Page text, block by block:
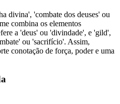
divina', 'combate dos deuses' ou
combina os elementos
a 'deus' ou 'divindade', e 'gild',
ou 'sacrifício'. Assim,
conotação de força, poder e uma